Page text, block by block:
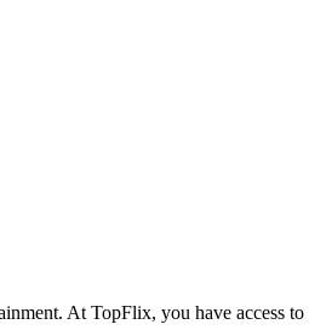
At TopFlix, you have access to